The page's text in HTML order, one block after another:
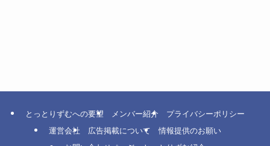
とっとりずむへの要望 メンバー紹介
プライバシーポリシー
運営会社
広告掲載について
情報提供のお願い